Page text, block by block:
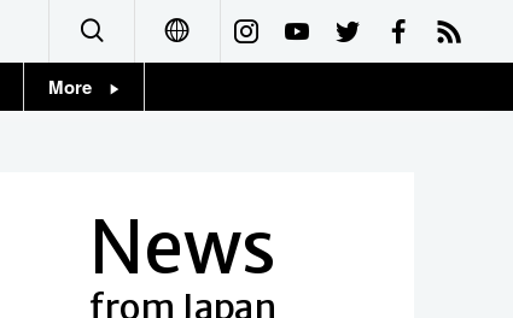
Français
More
News
from Japan